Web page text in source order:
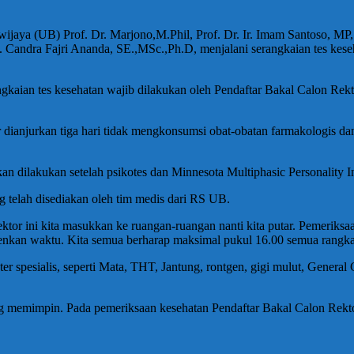
(UB) Prof. Dr. Marjono,M.Phil, Prof. Dr. Ir. Imam Santoso,
Fajri Ananda, SE.,MSc.,Ph.D, menjalani serangkaian tes
tes kesehatan wajib dilakukan oleh Pendaftar Bakal Calon
tiga hari tidak mengkonsumsi obat-obatan farmakologis
dilakukan setelah psikotes dan Minnesota Multiphasic
telah disediakan oleh tim medis dari RS UB.
ini kita masukkan ke ruangan-ruangan nanti kita putar.
waktu. Kita semua berharap maksimal pukul 16.00 semua
spesialis, seperti Mata, THT, Jantung, rontgen, gigi mulut,
Pada pemeriksaan kesehatan Pendaftar Bakal Calon